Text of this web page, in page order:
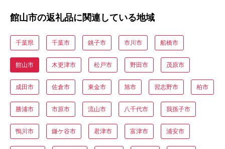
館山市の返礼品に関連している地域
千葉県 千葉市 銚子市 市川市 船橋市
館山市 木更津市 松戸市 野田市 茂原市
成田市 佐倉市 東金市 旭市 習志野市 柏市
勝浦市 市原市 流山市 八千代市 我孫子市
鴨川市 鎌ケ谷市 君津市 富津市 浦安市